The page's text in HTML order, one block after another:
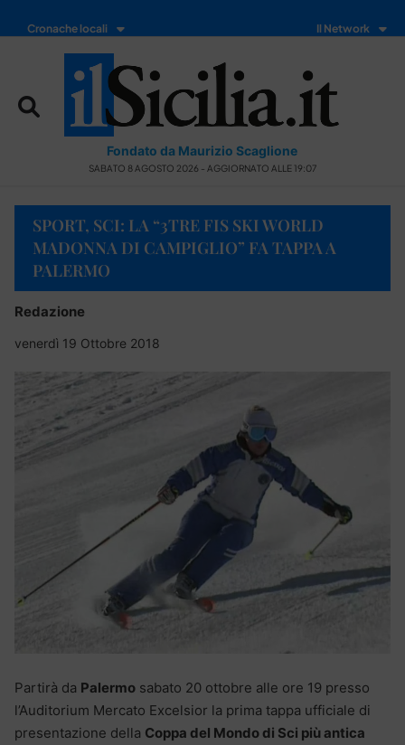
Cronache locali Il Network
Fondato da Maurizio Scaglione
SABATO 8 AGOSTO 2026 - AGGIORNATO ALLE 19:07
SPORT, SCI: LA “3TRE FIS SKI WORLD
MADONNA DI CAMPIGLIO” FA TAPPA A
PALERMO
Redazione
venerdì 19 Ottobre 2018
Partirà da Palermo sabato 20 ottobre alle ore 19 presso
l’Auditorium Mercato Excelsior la prima tappa ufficiale di
presentazione della Coppa del Mondo di Sci più antica